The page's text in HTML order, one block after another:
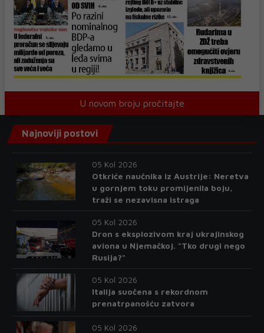
U novom broju pročitajte
Najnoviji postovi
05 Kol 2026
Otkriće naučnika iz Austrije: Neretva
u gornjem toku promijenila boju,
traži se nezavisna istraga
05 Kol 2026
Dron s eksplozivom kraj ukrajinskog
aviona u Njemačkoj. "Tko drugi nego
Rusija?"
05 Kol 2026
Italija suočena s rekordnom
prenatrpanošću zatvora
05 Kol 2026